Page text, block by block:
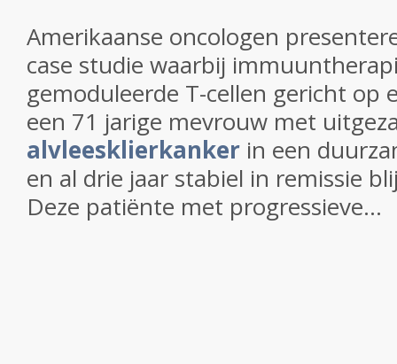
Amerikaanse oncologen
case studie waarbij
gemoduleerde T-cellen gericht op
een 71 jarige mevrouw met
alvleesklierkanker in een
en al drie jaar stabiel in remissie
Deze patiënte met progressieve...